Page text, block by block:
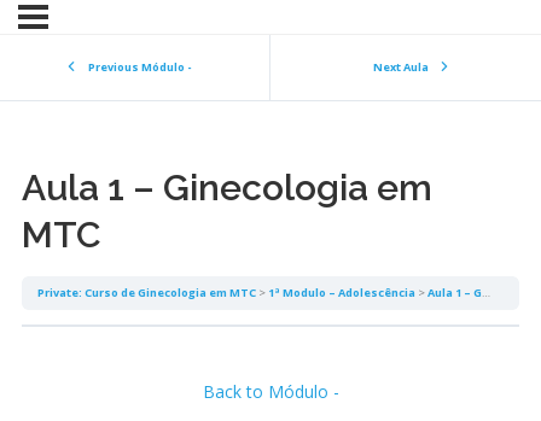
Previous Módulo - Next Aula
Aula 1 – Ginecologia em
MTC
Private: Curso de Ginecologia em MTC 1ª Modulo – Adolescência Aula 1 – Ginecologia em MTC
Back to Módulo -